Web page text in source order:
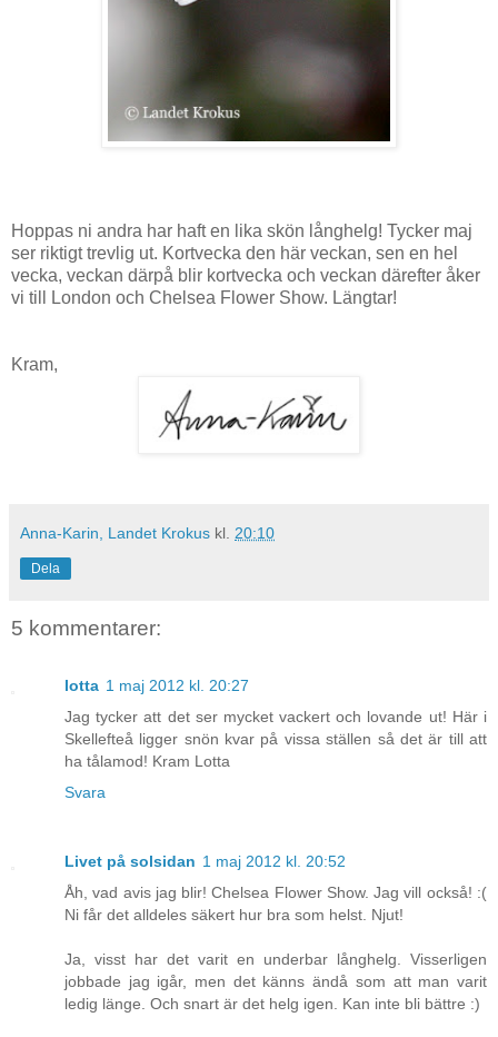
Hoppas ni andra har haft en lika skön långhelg! Tycker maj
ser riktigt trevlig ut. Kortvecka den här veckan, sen en hel
vecka, veckan därpå blir kortvecka och veckan därefter åker
vi till London och Chelsea Flower Show. Längtar!
Kram,
Anna-Karin, Landet Krokus kl. 20:10
Dela
5 kommentarer:
lotta 1 maj 2012 kl. 20:27
Jag tycker att det ser mycket vackert och lovande ut! Här i
Skellefteå ligger snön kvar på vissa ställen så det är till att
ha tålamod! Kram Lotta
Svara
Livet på solsidan 1 maj 2012 kl. 20:52
Åh, vad avis jag blir! Chelsea Flower Show. Jag vill också! :(
Ni får det alldeles säkert hur bra som helst. Njut!
Ja, visst har det varit en underbar långhelg. Visserligen
jobbade jag igår, men det känns ändå som att man varit
ledig länge. Och snart är det helg igen. Kan inte bli bättre :)